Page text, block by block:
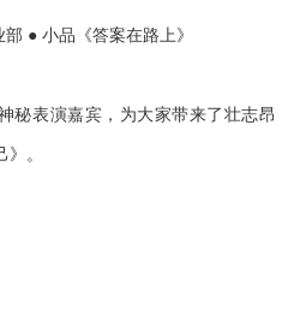
● 小品《答案在路上》
秘表演嘉宾，为大家带来了壮志昂
。